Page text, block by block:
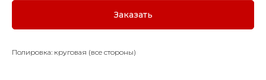
Заказать
Полировка: круговая (все стороны)